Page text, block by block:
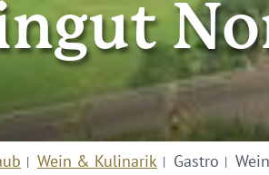
Wein & Kulinarik Gastro